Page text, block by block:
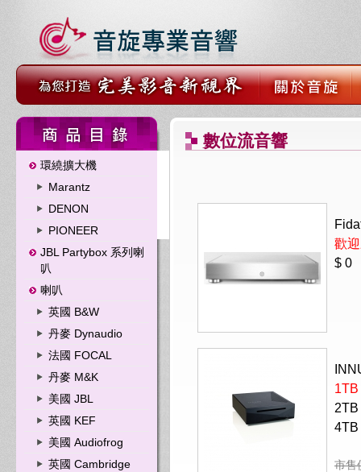
環繞擴大機
Marantz
DENON
PIONEER
JBL Partybox 系列喇
叭
喇叭
英國 B&W
丹麥 Dynaudio
法國 FOCAL
丹麥 M&K
美國 JBL
英國 KEF
美國 Audiofrog
英國 Cambridge
數位流音響
歡
$ 0
4TB
市售